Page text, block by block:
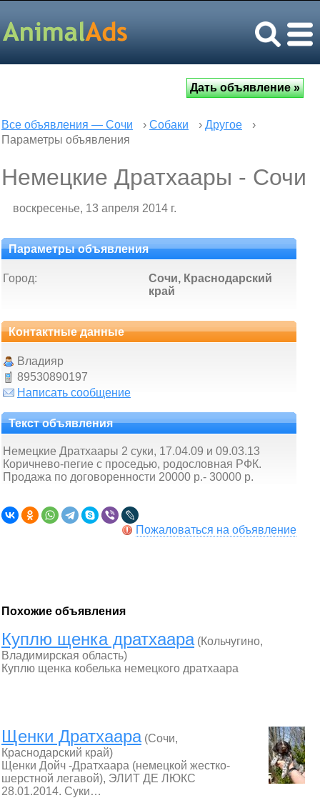
Все объявления — Сочи › Собаки › Другое
›
Параметры объявления
Немецкие Дратхаары - Сочи
воскресенье, 13 апреля 2014 г.
Параметры объявления
Город:
Сочи, Краснодарский
край
Контактные данные
Владияр
89530890197
Написать сообщение
Текст объявления
Немецкие Дратхаары 2 суки, 17.04.09 и 09.03.13
Коричнево-пегие с проседью, родословная РФК.
Продажа по договоренности 20000 р.- 30000 р.
Пожаловаться на объявление
Похожие объявления
Куплю щенка дратхаара(Кольчугино,
Владимирская область)
Куплю щенка кобелька немецкого дратхаара
Щенки Дратхаара(Сочи,
Краснодарский край)
Щенки Дойч -Дратхаара (немецкой жестко-
шерстной легавой), ЭЛИТ ДЕ ЛЮКС
28.01.2014. Суки…